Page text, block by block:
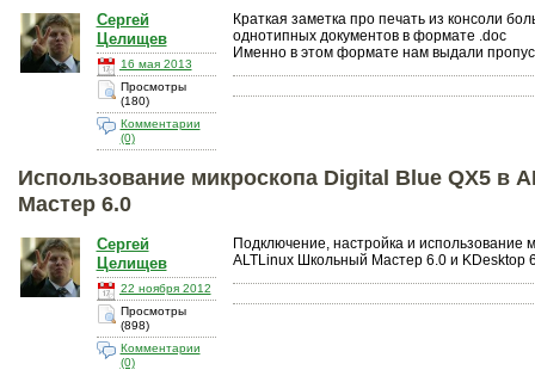
Сергей
Целищев
16 мая 2013
Просмотры
(180)
Комментарии
(0)
Краткая заметка про печать из консоли
однотипных документов в формате .doc
Именно в этом формате нам выдали
Использование микроскопа Digital Blue QX5 в
Мастер 6.0
Сергей
Целищев
22 ноября 2012
Просмотры
(898)
Комментарии
(0)
Подключение, настройка и использование
ALTLinux Школьный Мастер 6.0 и KDesktop